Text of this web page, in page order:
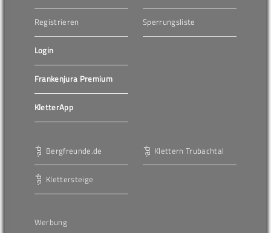
Registrieren
Login
Frankenjura Premium
KletterApp
Sperrungsliste
Bergfreunde.de
Klettersteige
Klettern Trubachtal
Werbung